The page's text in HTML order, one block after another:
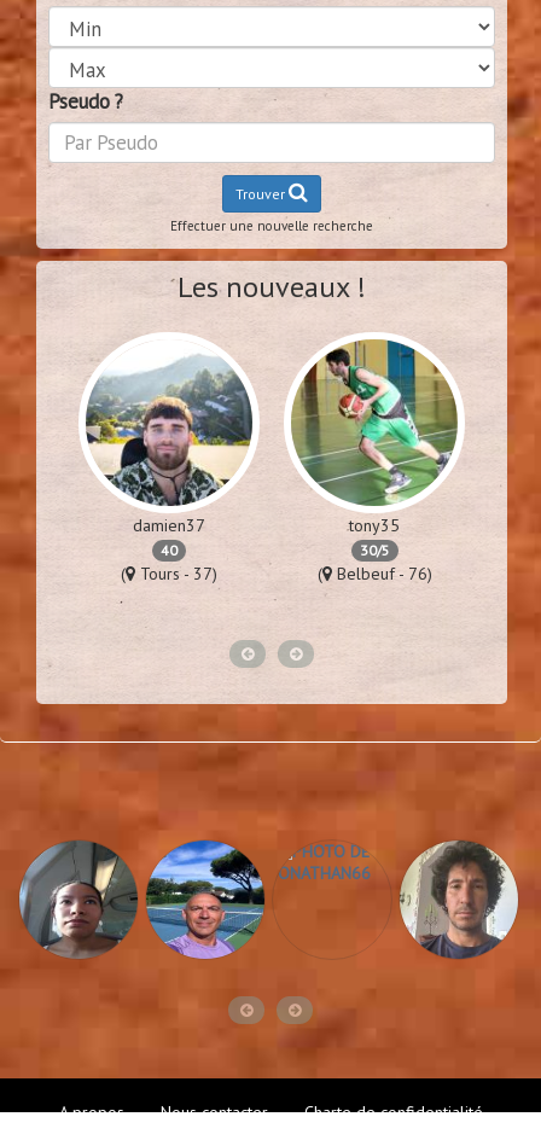
Pseudo ?
Trouver
Effectuer une nouvelle recherche
Les nouveaux !
damien37
40
( Tours - 37)
tony35
30/5
( Belbeuf - 76)
A propos Nous contacter Charte de confidentialité